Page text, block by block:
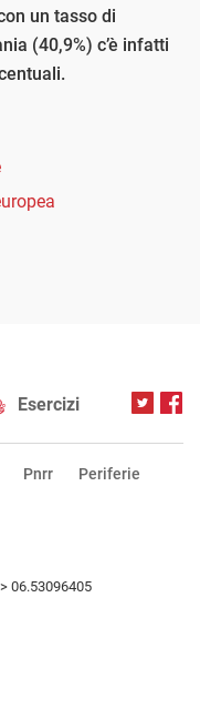
un tasso di
(40,9%) c’è infatti
Esercizi
Pnrr Periferie
> 06.53096405